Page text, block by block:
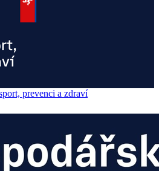
prevenci a zdraví